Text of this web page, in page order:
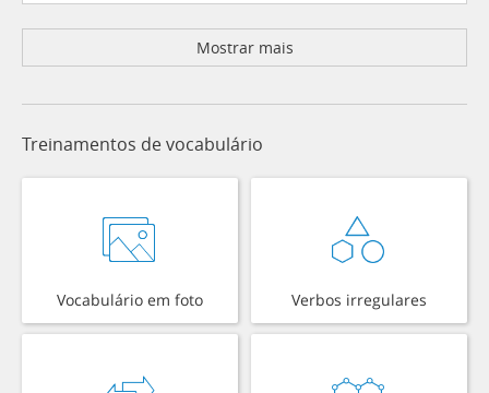
Mostrar mais
Treinamentos de vocabulário
Vocabulário em foto Verbos irregulares